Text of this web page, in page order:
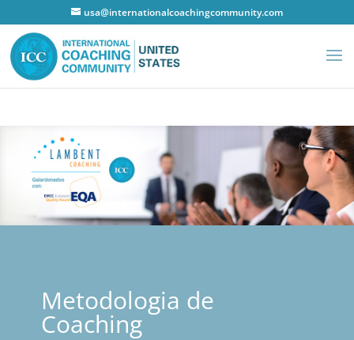
usa@internationalcoachingcommunity.com
Metodologia de
Coaching